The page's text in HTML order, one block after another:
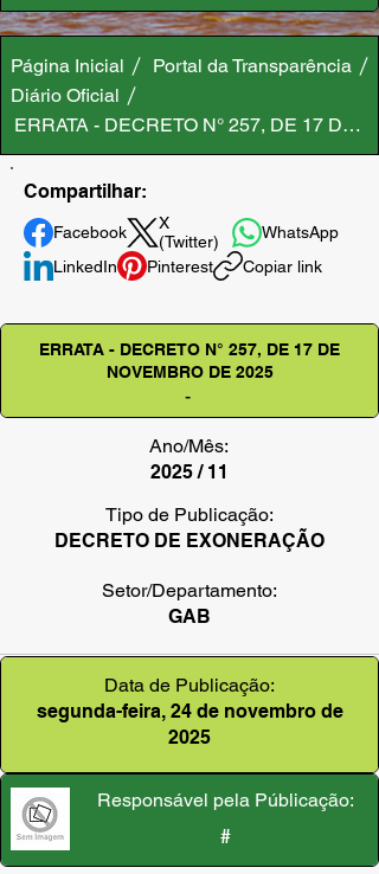
Página Inicial
Portal da Transparência
Diário Oficial
ERRATA - DECRETO N° 257, DE 17 DE
Compartilhar:
Facebook
X
(Twitter)
WhatsApp
LinkedIn
Pinterest Copiar link
ERRATA - DECRETO N° 257, DE 17 DE
NOVEMBRO DE 2025
-
Ano/Mês:
2025 / 11
Tipo de Publicação:
DECRETO DE EXONERAÇÃO
Setor/Departamento:
GAB
Data de Publicação:
segunda-feira, 24 de novembro de
2025
Responsável pela Públicação:
#